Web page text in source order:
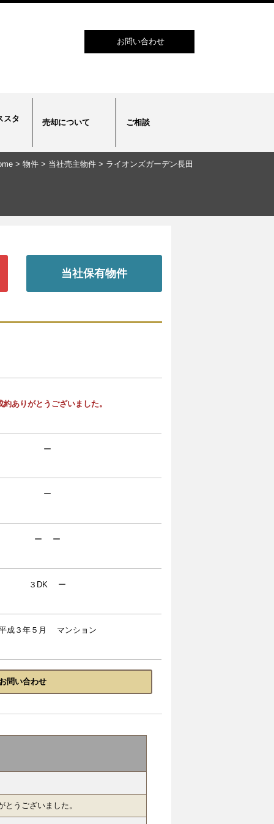
お問い合わせ
スタ 売却について ご相談
> 物件 > 当社売主物件 > ライオンズガーデン長田
当社保有物件
約ありがとうございました。
ー
ー
ー ー
３DK ー
成３年５月 マンション
問い合わせ
とうございました。